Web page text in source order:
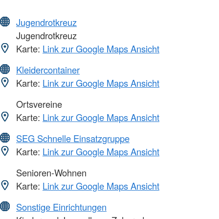
Jugendrotkreuz
Jugendrotkreuz
Karte: Link zur Google Maps Ansicht
Kleidercontainer
Karte: Link zur Google Maps Ansicht
Ortsvereine
Karte: Link zur Google Maps Ansicht
SEG Schnelle Einsatzgruppe
Karte: Link zur Google Maps Ansicht
Senioren-Wohnen
Karte: Link zur Google Maps Ansicht
Sonstige Einrichtungen